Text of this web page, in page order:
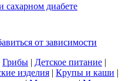
сахарном диабете
от зависимости
Грибы | Детское питание |
изделия | Крупы и каши |